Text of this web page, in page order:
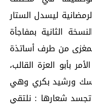
ليسدل الستار
الثانية بمفاجأة
من طرف أساتذة
بأبو العزة القالب،
ورشيد بكري وهي
تجسد شعارها : نلتقي